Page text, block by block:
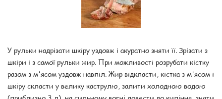
У рульки надрізати шкіру уздовж і акуратно зняти її. Зрізати з
шкіри і з самої рульки жир. При можливості розрубати кістку
разом з м'ясом уздовж навпіл. Жир відкласти, кістка з м'ясом і
шкіру скласти у велику каструлю, залити холодною водою